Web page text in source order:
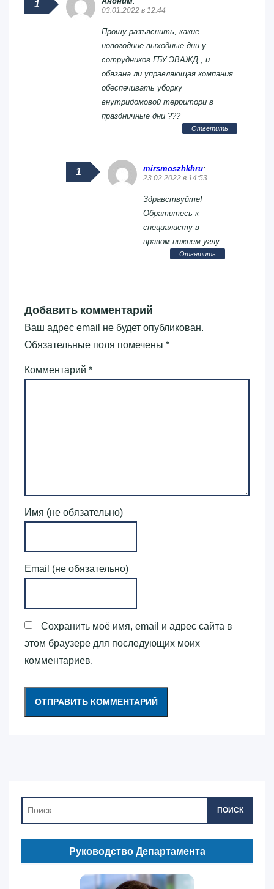
03.01.2022 в 12:44
Прошу разъяснить, какие
новогодние выходные дни у
сотрудников ГБУ ЭВАЖД , и
обязана ли управляющая компания
обеспечивать уборку
внутридомовой территори в
праздничные дни ???
Ответить
mirsmoszhkhru:
23.02.2022 в 14:53
Здравствуйте!
Обратитесь к
специалисту в
правом нижнем углу
Ответить
Добавить комментарий
Ваш адрес email не будет опубликован.
Обязательные поля помечены *
Комментарий *
Имя (не обязательно)
Email (не обязательно)
Сохранить моё имя, email и адрес сайта в
этом браузере для последующих моих
комментариев.
ПОИСК
Руководство Департамента